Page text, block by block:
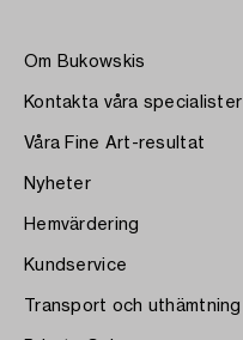
Om Bukowskis
Kontakta våra specialister
Våra Fine Art-resultat
Nyheter
Hemvärdering
Kundservice
Transport och uthämtning